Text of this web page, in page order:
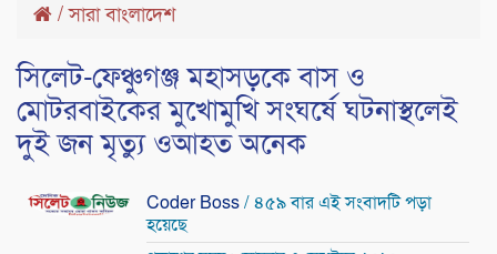
/সারা বাংলাদেশ
সিলেট-ফেঞ্চুগঞ্জ মহাসড়কে বাস ও
মোটরবাইকের মুখোমুখি সংঘর্ষে ঘটনাস্থলেই
দুই জন মৃত্যু ওআহত অনেক
Coder Boss/ ৪৫৯ বার এই সংবাদটি পড়া
হয়েছে